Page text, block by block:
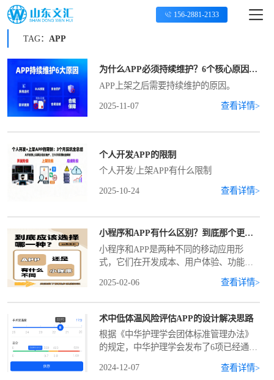
156-2881-2133
TAG： APP
为什么APP必须持续维护？6个核心原因戳破真相
APP上架之后需要持续维护的原因。
2025-11-07 查看详情>
个人开发APP的限制
个人开发/上架APP有什么限制
2025-10-24 查看详情>
小程序和APP有什么区别？到底那个更有性价比？
小程序和APP是两种不同的移动应用形
式，它们在开发成本、用户体验、功能范
发成本和周期：小程序的开发成本和周期
通常低于APP。小程序基于特定平台（如
微信）的开发框架
2025-02-06 查看详情>
术中低体温风险评估APP的设计解决思路
根据《中华护理学会团体标准管理办法》
的规定，中华护理学会发布了6项已经通过
起实施。基于《T/CNAS 44—2024 成人术
2024-12-07 查看详情>